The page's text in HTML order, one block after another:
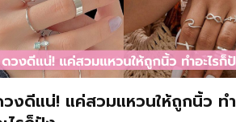
งดีแน่! แค่สวมแหวนให้ถูกนิ้ว ทำ